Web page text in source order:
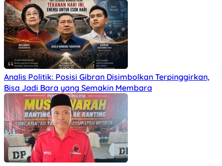
Analis Politik: Posisi Gibran Disimbolkan Terpinggirkan,
Bisa Jadi Bara yang Semakin Membara